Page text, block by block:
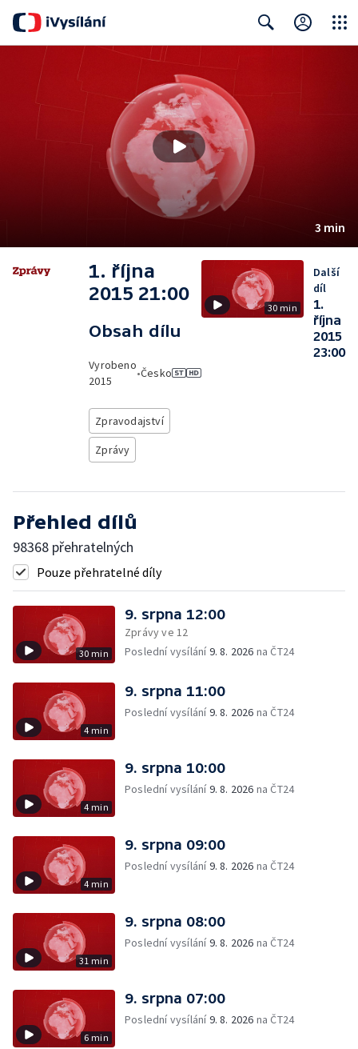
3 min
1. října
2015 21:00
Obsah dílu
Vyrobeno
2015
•Česko
Zpravodajství
Zprávy
30 min
Další
díl
1.
října
2015
23:00
Přehled dílů
98368 přehratelných
Pouze přehratelné díly
30 min
9. srpna 12:00
Zprávy ve 12
Poslední vysílání9. 8. 2026 na ČT24
4 min
9. srpna 11:00
Poslední vysílání9. 8. 2026 na ČT24
4 min
9. srpna 10:00
Poslední vysílání9. 8. 2026 na ČT24
4 min
9. srpna 09:00
Poslední vysílání9. 8. 2026 na ČT24
31 min
9. srpna 08:00
Poslední vysílání9. 8. 2026 na ČT24
6 min
9. srpna 07:00
Poslední vysílání9. 8. 2026 na ČT24